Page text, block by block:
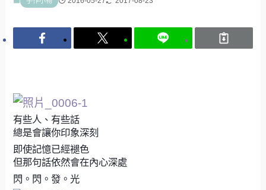
有些人、有些話
總是會讓你印象深刻
即使記憶已經褪色
但那句話依然會在內心深處
閃。閃。發。光